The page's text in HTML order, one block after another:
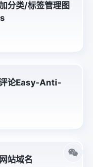
分类/标签管理图
论Easy-Anti-
站域名